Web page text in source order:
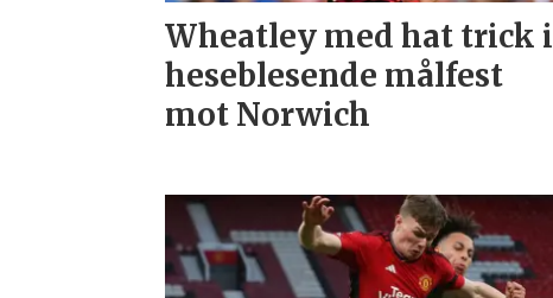
Wheatley med hat trick i
heseblesende målfest
mot Norwich